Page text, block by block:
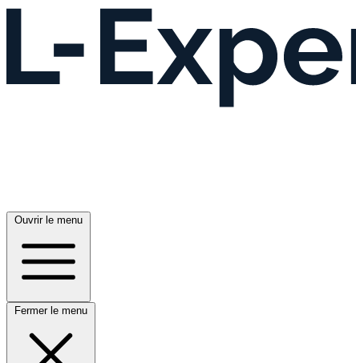
Ouvrir le menu
Fermer le menu